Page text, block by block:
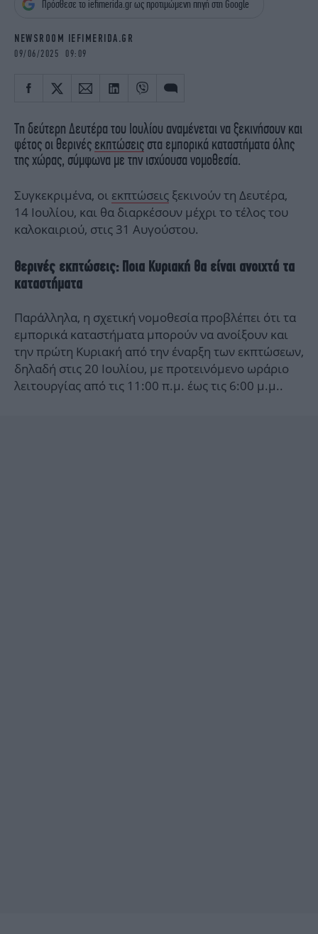
iBOOKS
ΖΩΔΙΑ
MEDIA
NEWSLETTER
Πρόσθεσε το iefimerida.gr ως προτιμώμενη πηγή στη Google
NEWSROOM IEFIMERIDA.GR
09/06/2025 09:09
Τη δεύτερη Δευτέρα του Ιουλίου αναμένεται να ξεκινήσουν και
φέτος οι θερινές εκπτώσεις στα εμπορικά καταστήματα όλης
της χώρας, σύμφωνα με την ισχύουσα νομοθεσία.
Συγκεκριμένα, οι εκπτώσεις ξεκινούν τη Δευτέρα,
14 Ιουλίου, και θα διαρκέσουν μέχρι το τέλος του
καλοκαιριού, στις 31 Αυγούστου.
Θερινές εκπτώσεις: Ποια Κυριακή θα είναι ανοιχτά τα
καταστήματα
Παράλληλα, η σχετική νομοθεσία προβλέπει ότι τα
εμπορικά καταστήματα μπορούν να ανοίξουν και
την πρώτη Κυριακή από την έναρξη των εκπτώσεων,
δηλαδή στις 20 Ιουλίου, με προτεινόμενο ωράριο
λειτουργίας από τις 11:00 π.μ. έως τις 6:00 μ.μ..